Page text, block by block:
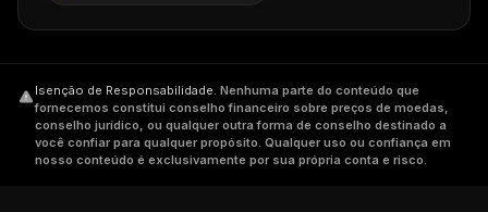
Isenção de Responsabilidade. Nenhuma parte do conteúdo que
fornecemos constitui conselho financeiro sobre preços de moedas,
conselho jurídico, ou qualquer outra forma de conselho destinado a
você confiar para qualquer propósito. Qualquer uso ou confiança em
nosso conteúdo é exclusivamente por sua própria conta e risco.